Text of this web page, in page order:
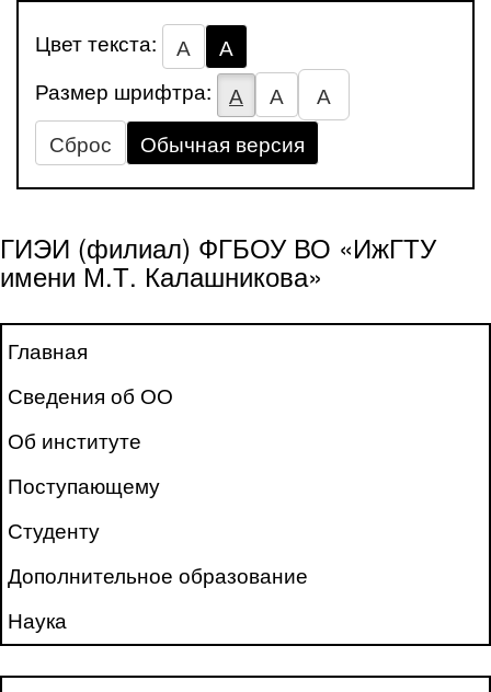
Цвет текста: А
А
Размер шрифтра:
А А
А
Сброс
Обычная версия
ГИЭИ (филиал) ФГБОУ ВО «ИжГТУ
имени М.Т. Калашникова»
Главная
Сведения об ОО
Об институте
Поступающему
Студенту
Дополнительное образование
Наука